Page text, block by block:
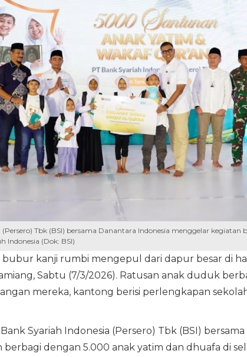
(Persero) Tbk (BSI) bersama Danantara Indonesia menggelar
Indonesia (Dok: BSI)
bubur kanji rumbi mengepul dari dapur besar di
Sabtu (7/3/2026). Ratusan anak duduk
mereka, kantong berisi perlengkapan
Syariah Indonesia (Persero) Tbk (BSI)
dengan 5.000 anak yatim dan dhuafa di